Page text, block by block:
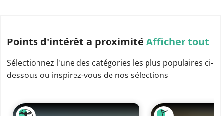
Points d'intérêt a proximité Afficher tout
Sélectionnez l'une des catégories les plus populaires ci-
dessous ou inspirez-vous de nos sélections